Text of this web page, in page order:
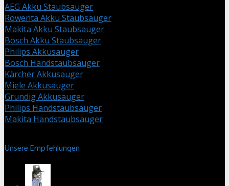
AEG Akku Staubsauger
Rowenta Akku Staubsauger
Makita Akku Staubsauger
Bosch Akku Staubsauger
Philips Akkusauger
Bosch Handstaubsauger
Kärcher Akkusauger
Miele Akkusauger
Grundig Akkusauger
Philips Handstaubsauger
Makita Handstaubsauger
Unsere Empfehlungen